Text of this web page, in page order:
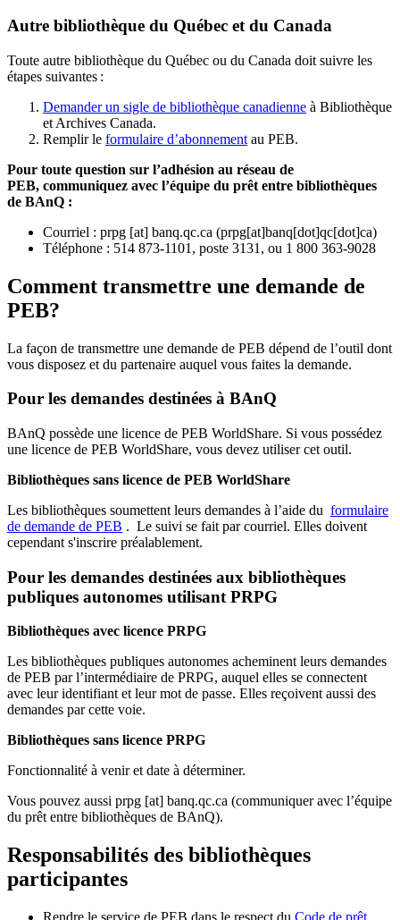
Autre bibliothèque du Québec et du Canada
Toute autre bibliothèque du Québec ou du Canada doit suivre les
étapes suivantes :
Demander un sigle de bibliothèque canadienne à Bibliothèque
et Archives Canada.
Remplir le formulaire d’abonnement au PEB.
Pour toute question sur l’adhésion au réseau de
PEB, communiquez avec l’équipe du prêt entre bibliothèques
de BAnQ :
Courriel : prpg [at] banq.qc.ca (prpg[at]banq[dot]qc[dot]ca)
Téléphone : 514 873-1101, poste 3131, ou 1 800 363-9028
Comment transmettre une demande de
PEB?
La façon de transmettre une demande de PEB dépend de l’outil dont
vous disposez et du partenaire auquel vous faites la demande.
Pour les demandes destinées à BAnQ
BAnQ possède une licence de PEB WorldShare. Si vous possédez
une licence de PEB WorldShare, vous devez utiliser cet outil.
Bibliothèques sans licence de PEB WorldShare
Les bibliothèques soumettent leurs demandes à l’aide du formulaire
de demande de PEB . Le suivi se fait par courriel. Elles doivent
cependant s'inscrire préalablement.
Pour les demandes destinées aux bibliothèques
publiques autonomes utilisant PRPG
Bibliothèques avec licence PRPG
Les bibliothèques publiques autonomes acheminent leurs demandes
de PEB par l’intermédiaire de PRPG, auquel elles se connectent
avec leur identifiant et leur mot de passe. Elles reçoivent aussi des
demandes par cette voie.
Bibliothèques sans licence PRPG
Fonctionnalité à venir et date à déterminer.
Vous pouvez aussi prpg [at] banq.qc.ca (communiquer avec l’équipe
du prêt entre bibliothèques de BAnQ).
Responsabilités des bibliothèques
participantes